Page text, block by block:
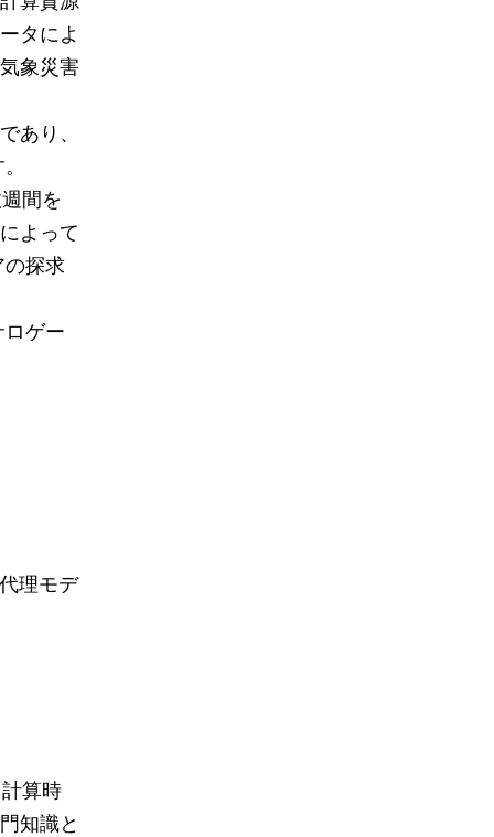
タによ
象災害
あり、
間を
よって
の探求
ゲー
理モデ
算時
知識と